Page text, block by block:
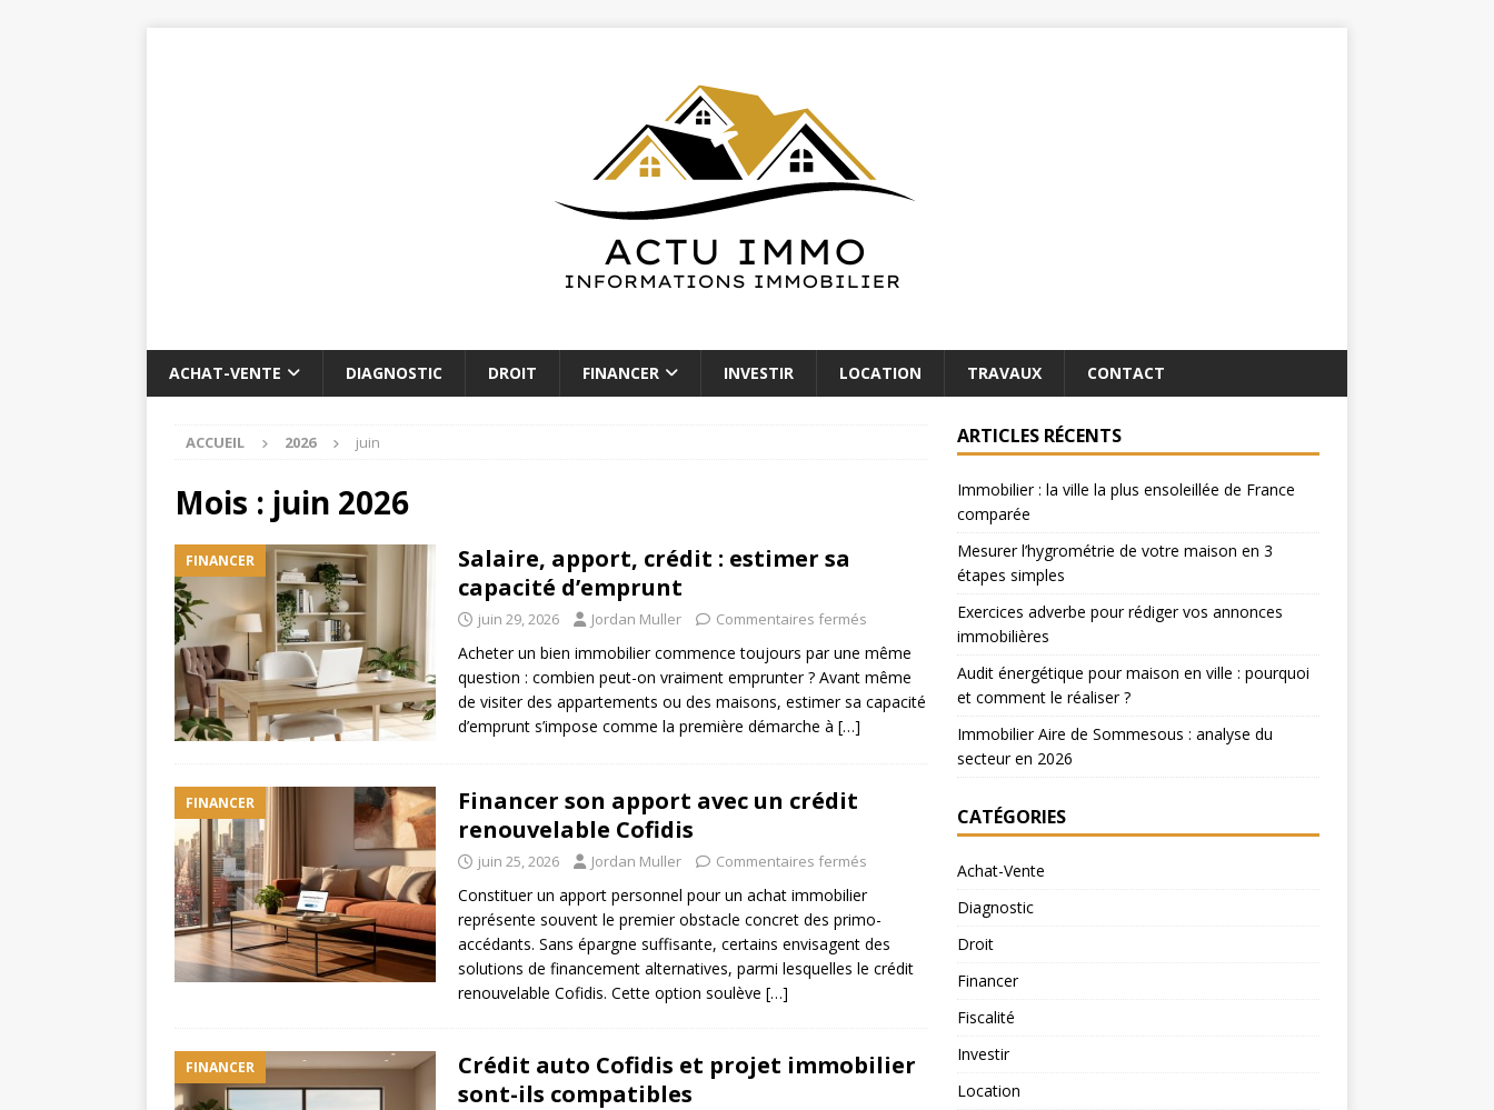
ACHAT-VENTE DIAGNOSTIC DROIT FINANCER INVESTIR LOCATION TRAVAUX CONTACT
ACCUEIL 2026 juin
Mois : juin 2026
FINANCER
Salaire, apport, crédit : estimer sa
capacité d’emprunt
juin 29, 2026 Jordan Muller Commentaires fermés
Acheter un bien immobilier commence toujours par une même
question : combien peut-on vraiment emprunter ? Avant même
de visiter des appartements ou des maisons, estimer sa capacité
d’emprunt s’impose comme la première démarche à […]
FINANCER
Financer son apport avec un crédit
renouvelable Cofidis
juin 25, 2026 Jordan Muller Commentaires fermés
Constituer un apport personnel pour un achat immobilier
représente souvent le premier obstacle concret des primo-
accédants. Sans épargne suffisante, certains envisagent des
solutions de financement alternatives, parmi lesquelles le crédit
renouvelable Cofidis. Cette option soulève […]
FINANCER
Crédit auto Cofidis et projet immobilier
sont-ils compatibles
ARTICLES RÉCENTS
Immobilier : la ville la plus ensoleillée de France
comparée
Mesurer l’hygrométrie de votre maison en 3
étapes simples
Exercices adverbe pour rédiger vos annonces
immobilières
Audit énergétique pour maison en ville : pourquoi
et comment le réaliser ?
Immobilier Aire de Sommesous : analyse du
secteur en 2026
CATÉGORIES
Achat-Vente
Diagnostic
Droit
Financer
Fiscalité
Investir
Location